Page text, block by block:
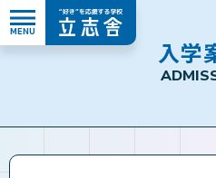
MENU
”好き”を応援する学校
入学
ADMIS